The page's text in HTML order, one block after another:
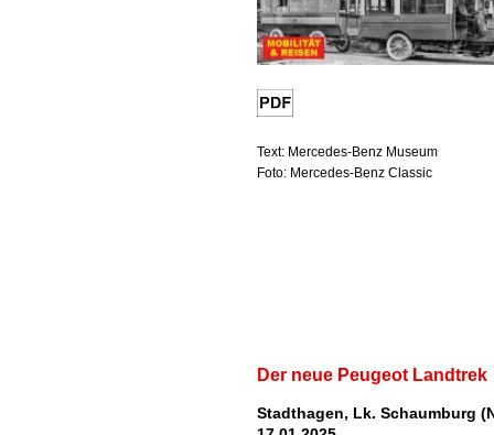
Text: Mercedes-Benz Museum
Foto: Mercedes-Benz Classic
Der neue Peugeot Landtrek
Stadthagen, Lk. Schaumburg